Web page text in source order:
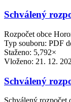
Schválený
Rozpočet obce
Typ souboru: PDF
Staženo: 5,792×
Vloženo: 21. 12.
Schválený